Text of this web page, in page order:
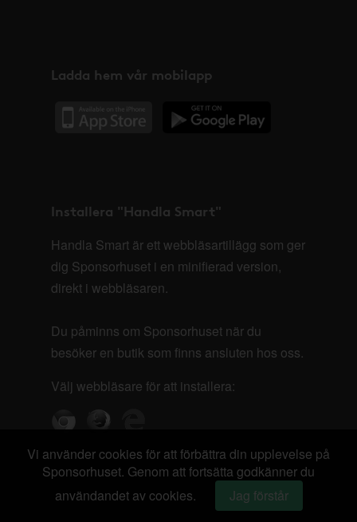
Ladda hem vår mobilapp
Installera "Handla Smart"
Handla Smart är ett webbläsartillägg som ger
dig Sponsorhuset i en minifierad version,
direkt i webbläsaren.
Du påminns om Sponsorhuset när du
besöker en butik som finns ansluten hos oss.
Välj webbläsare för att installera:
Vi använder cookies för att förbättra din upplevelse på
Sponsorhuset. Genom att fortsätta godkänner du
användandet av cookies.
Jag förstår